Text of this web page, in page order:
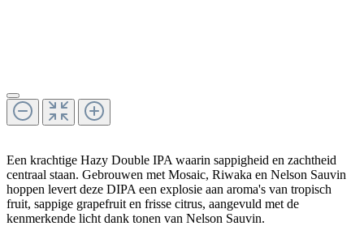
Een krachtige Hazy Double IPA waarin sappigheid en zachtheid
centraal staan. Gebrouwen met Mosaic, Riwaka en Nelson Sauvin
hoppen levert deze DIPA een explosie aan aroma's van tropisch
fruit, sappige grapefruit en frisse citrus, aangevuld met de
kenmerkende licht dank tonen van Nelson Sauvin.